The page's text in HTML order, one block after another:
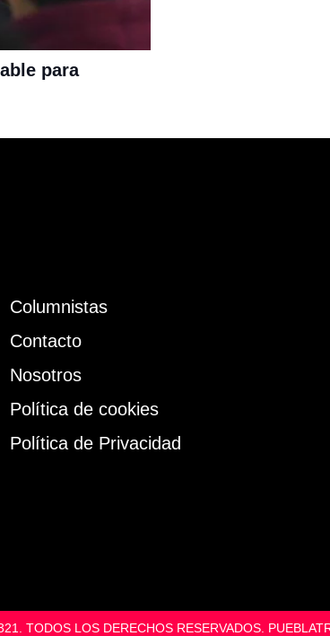
para
Columnistas
Contacto
Nosotros
Política de cookies
Política de Privacidad
TODOS LOS DERECHOS RESERVADOS.